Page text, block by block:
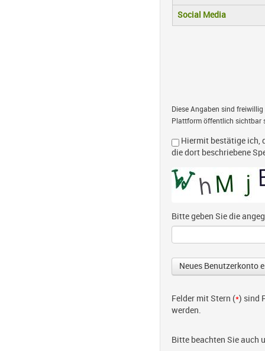
Social Media
Diese Angaben sind
Plattform öffentlich sichtbar
Hiermit bestätige ich,
die dort beschriebene
Bitte geben Sie die
Felder mit Stern (*) sind
werden.
Bitte beachten Sie auch